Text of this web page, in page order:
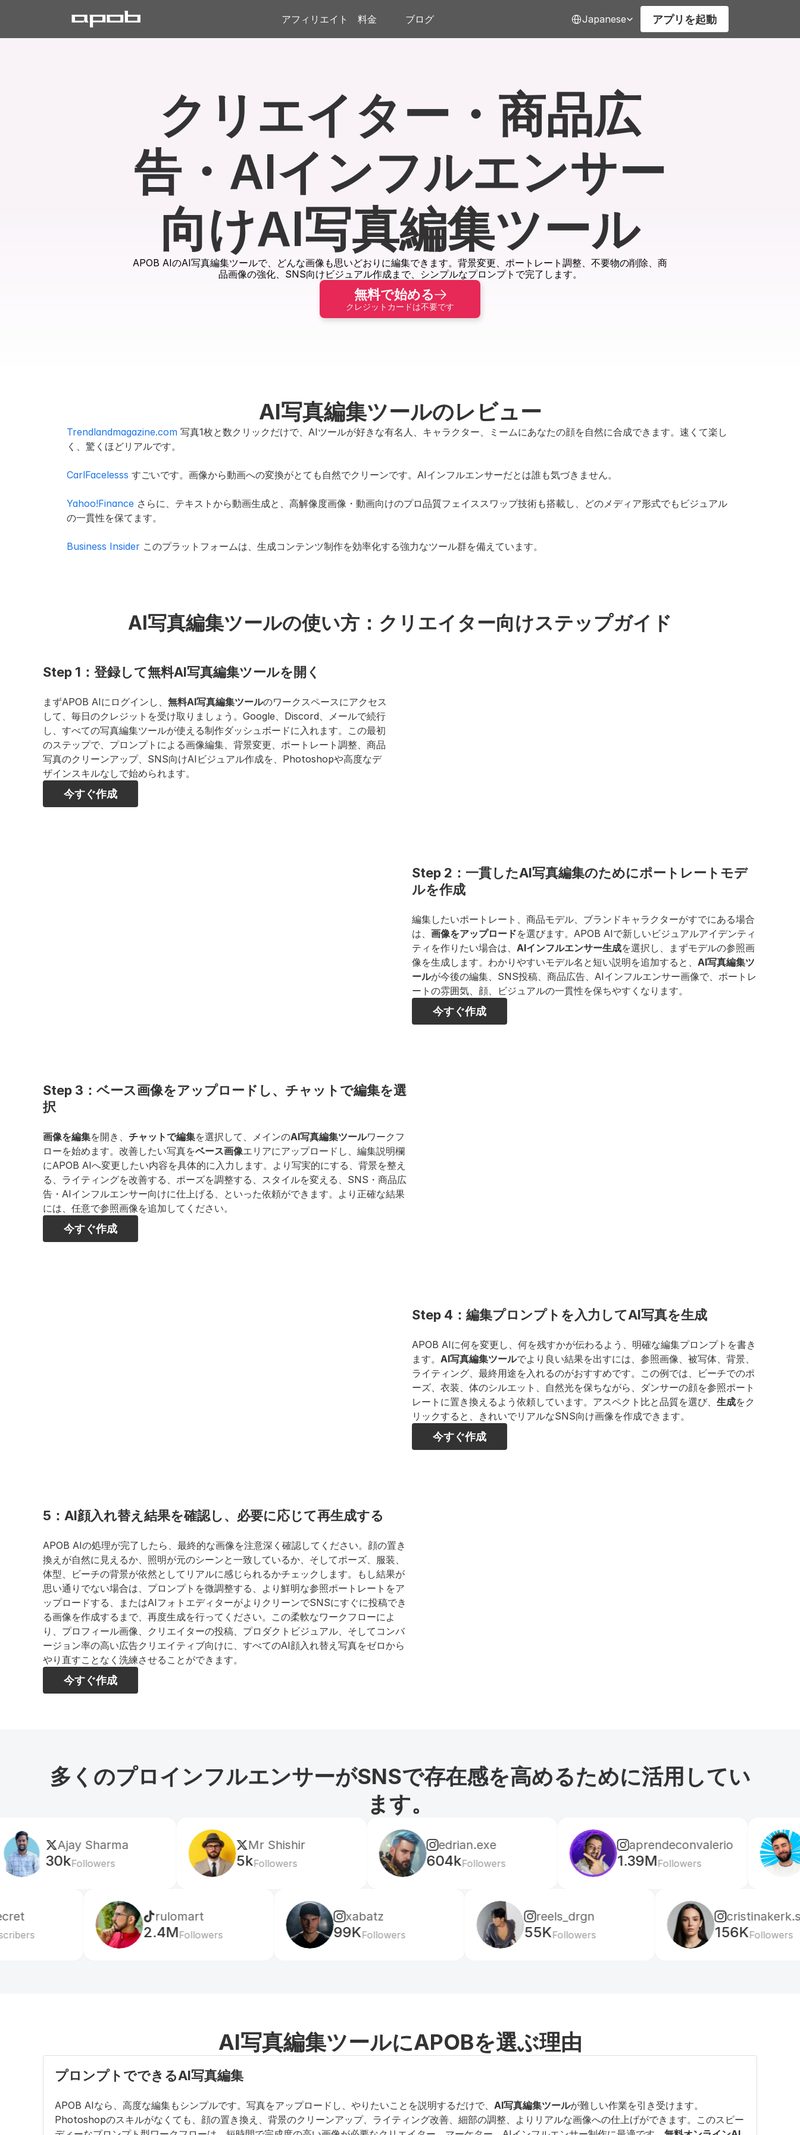
アフィリエイト 料金 ブログ Japanese アプリを起動
クリエイター・商品広
告・AIインフルエンサー
向けAI写真編集ツール
APOB AIのAI写真編集ツールで、どんな画像も思いどおりに編集できます。背景変更、ポートレート調整、不要物の削除、商
品画像の強化、SNS向けビジュアル作成まで、シンプルなプロンプトで完了します。
無料で始める
クレジットカードは不要です
AI写真編集ツールのレビュー
Trendlandmagazine.com 写真1枚と数クリックだけで、AIツールが好きな有名人、キャラクター、ミームにあなたの顔を自然に合成できます。速くて楽し
く、驚くほどリアルです。
CarlFacelesss すごいです。画像から動画への変換がとても自然でクリーンです。AIインフルエンサーだとは誰も気づきません。
Yahoo!Finance さらに、テキストから動画生成と、高解像度画像・動画向けのプロ品質フェイススワップ技術も搭載し、どのメディア形式でもビジュアル
の一貫性を保てます。
Business Insider このプラットフォームは、生成コンテンツ制作を効率化する強力なツール群を備えています。
AI写真編集ツールの使い方：クリエイター向けステップガイド
Step 1：登録して無料AI写真編集ツールを開く
まずAPOB AIにログインし、 無料AI写真編集ツールのワークスペースにアクセス
して、毎日のクレジットを受け取りましょう。Google、Discord、メールで続行
し、すべての写真編集ツールが使える制作ダッシュボードに入れます。この最初
のステップで、プロンプトによる画像編集、背景変更、ポートレート調整、商品
写真のクリーンアップ、SNS向けAIビジュアル作成を、Photoshopや高度なデ
ザインスキルなしで始められます。
今すぐ作成
Step 2：一貫したAI写真編集のためにポートレートモデ
ルを作成
編集したいポートレート、商品モデル、ブランドキャラクターがすでにある場合
は、 画像をアップロードを選びます。APOB AIで新しいビジュアルアイデンティ
ティを作りたい場合は、 AIインフルエンサー生成を選択し、まずモデルの参照画
像を生成します。わかりやすいモデル名と短い説明を追加すると、 AI写真編集ツ
ールが今後の編集、SNS投稿、商品広告、AIインフルエンサー画像で、ポートレ
ートの雰囲気、顔、ビジュアルの一貫性を保ちやすくなります。
今すぐ作成
Step 3：ベース画像をアップロードし、チャットで編集を選
択
画像を編集を開き、 チャットで編集を選択して、メインのAI写真編集ツールワークフ
ローを始めます。改善したい写真をベース画像エリアにアップロードし、編集説明欄
にAPOB AIへ変更したい内容を具体的に入力します。より写実的にする、背景を整え
る、ライティングを改善する、ポーズを調整する、スタイルを変える、SNS・商品広
告・AIインフルエンサー向けに仕上げる、といった依頼ができます。より正確な結果
には、任意で参照画像を追加してください。
今すぐ作成
Step 4：編集プロンプトを入力してAI写真を生成
APOB AIに何を変更し、何を残すかが伝わるよう、明確な編集プロンプトを書き
ます。 AI写真編集ツールでより良い結果を出すには、参照画像、被写体、背景、
ライティング、最終用途を入れるのがおすすめです。この例では、ビーチでのポ
ーズ、衣装、体のシルエット、自然光を保ちながら、ダンサーの顔を参照ポート
レートに置き換えるよう依頼しています。アスペクト比と品質を選び、 生成をク
リックすると、きれいでリアルなSNS向け画像を作成できます。
今すぐ作成
5：AI顔入れ替え結果を確認し、必要に応じて再生成する
APOB AIの処理が完了したら、最終的な画像を注意深く確認してください。顔の置き
換えが自然に見えるか、照明が元のシーンと一致しているか、そしてポーズ、服装、
体型、ビーチの背景が依然としてリアルに感じられるかチェックします。もし結果が
思い通りでない場合は、プロンプトを微調整する、より鮮明な参照ポートレートをア
ップロードする、またはAIフォトエディターがよりクリーンでSNSにすぐに投稿でき
る画像を作成するまで、再度生成を行ってください。この柔軟なワークフローによ
り、プロフィール画像、クリエイターの投稿、プロダクトビジュアル、そしてコンバ
ージョン率の高い広告クリエイティブ向けに、すべてのAI顔入れ替え写真をゼロから
やり直すことなく洗練させることができます。
今すぐ作成
多くのプロインフルエンサーがSNSで存在感を高めるために活用してい
ます。
Sharma Mr Shishir
Followers
edrian.exe
604kFollowers
aprendeconvalerio
1.39MFollowers
rulomart
2.4MFollowers
xabatz
99KFollowers
reels_drgn
55KFollowers
cristinakerk.studio
156K Followers
AI写真編集ツールにAPOBを選ぶ理由
プロンプトでできるAI写真編集
APOB AIなら、高度な編集もシンプルです。写真をアップロードし、やりたいことを説明するだけで、 AI写真編集ツールが難しい作業を引き受けます。
Photoshopのスキルがなくても、顔の置き換え、背景のクリーンアップ、ライティング改善、細部の調整、よりリアルな画像への仕上げができます。このスピー